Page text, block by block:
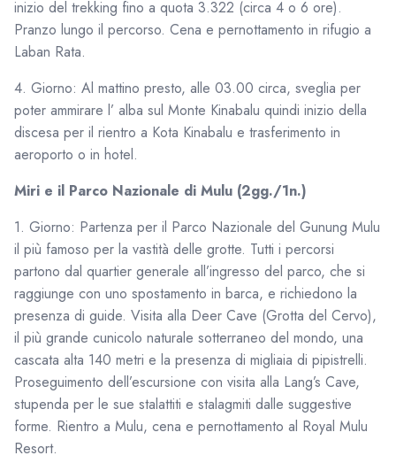
inizio del trekking fino a quota 3.322 (circa 4 o 6 ore).
Pranzo lungo il percorso. Cena e pernottamento in rifugio a
Laban Rata.
4. Giorno: Al mattino presto, alle 03.00 circa, sveglia per
poter ammirare l’ alba sul Monte Kinabalu quindi inizio della
discesa per il rientro a Kota Kinabalu e trasferimento in
aeroporto o in hotel.
Miri e il Parco Nazionale di Mulu (2gg./1n.)
1. Giorno: Partenza per il Parco Nazionale del Gunung Mulu
il più famoso per la vastità delle grotte. Tutti i percorsi
partono dal quartier generale all’ingresso del parco, che si
raggiunge con uno spostamento in barca, e richiedono la
presenza di guide. Visita alla Deer Cave (Grotta del Cervo),
il più grande cunicolo naturale sotterraneo del mondo, una
cascata alta 140 metri e la presenza di migliaia di pipistrelli.
Proseguimento dell’escursione con visita alla Lang’s Cave,
stupenda per le sue stalattiti e stalagmiti dalle suggestive
forme. Rientro a Mulu, cena e pernottamento al Royal Mulu
Resort.